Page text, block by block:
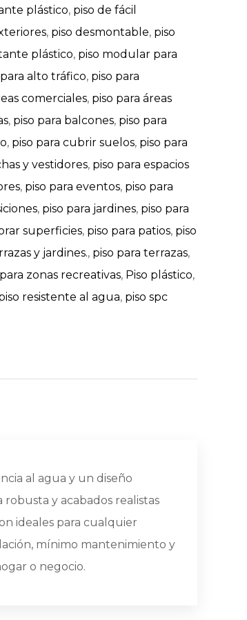
plástico, piso de fácil
, piso desmontable, piso
plástico, piso modular para
alto tráfico, piso para
comerciales, piso para áreas
, piso para balcones, piso para
, piso para cubrir suelos, piso para
y vestidores, piso para espacios
, piso para eventos, piso para
, piso para jardines, piso para
superficies, piso para patios, piso
y jardines., piso para terrazas,
zonas recreativas, Piso plástico,
resistente al agua, piso spc
al agua y un diseño
y acabados realistas
ideales para cualquier
mínimo mantenimiento y
o negocio.